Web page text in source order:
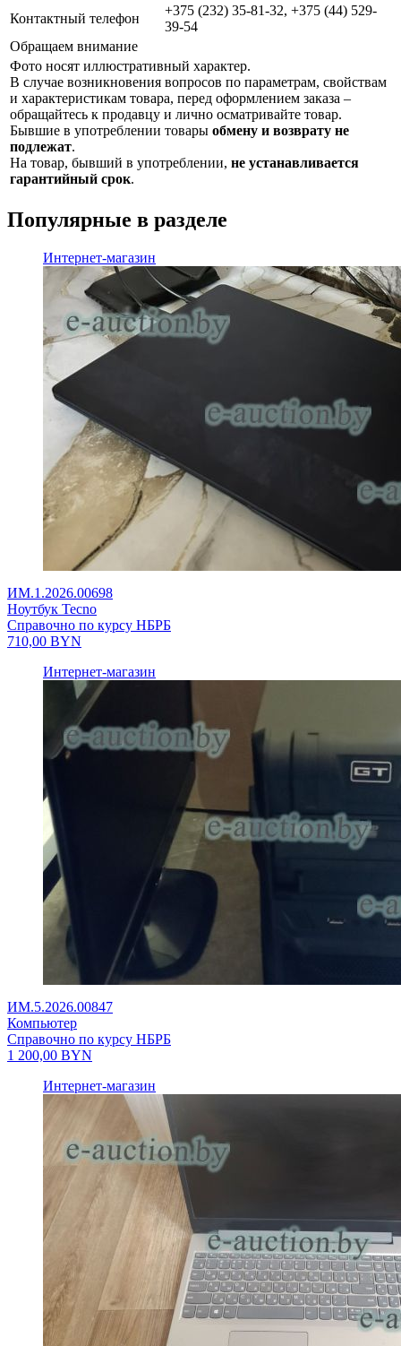
Контактный телефон
+375 (232) 35-81-32, +375 (44) 529-
39-54
Обращаем внимание
Фото носят иллюстративный характер.
В случае возникновения вопросов по параметрам, свойствам
и характеристикам товара, перед оформлением заказа –
обращайтесь к продавцу и лично осматривайте товар.
Бывшие в употреблении товары обмену и возврату не
подлежат.
На товар, бывший в употреблении, не устанавливается
гарантийный срок.
Популярные в разделе
Интернет-магазин
ИМ.1.2026.00698
Ноутбук Tecno
Справочно по курсу НБРБ
710,00 BYN
Интернет-магазин
ИМ.5.2026.00847
Компьютер
Справочно по курсу НБРБ
1 200,00 BYN
Интернет-магазин